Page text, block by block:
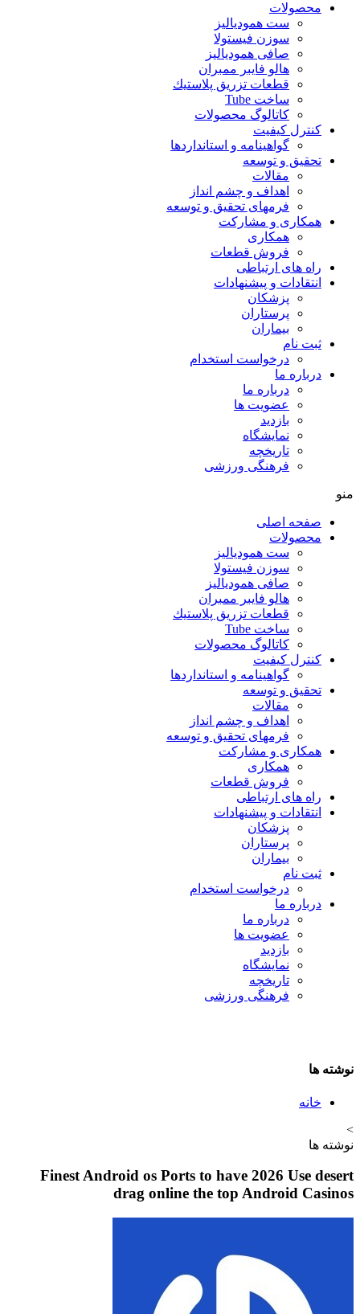
محصولات
ست همودیالیز
سوزن فیستولا
صافی همودیالیز
هالو فایبر ممبران
قطعات تزريق پلاستيك
ساخت Tube
کاتالوگ محصولات
کنترل کیفیت
گواهينامه و استانداردها
تحقيق و توسعه
مقالات
اهداف و چشم انداز
فرمهای تحقیق و توسعه
همکاری و مشارکت
همکاری
فروش قطعات
راه های ارتباطی
انتقادات و پيشنهادات
پزشكان
پرستاران
بيماران
ثبت نام
درخواست استخدام
درباره ما
درباره ما
عضویت ها
بازدید
نمایشگاه
تاريخچه
فرهنگی ورزشی
منو
صفحه اصلی
محصولات
ست همودیالیز
سوزن فیستولا
صافی همودیالیز
هالو فایبر ممبران
قطعات تزريق پلاستيك
ساخت Tube
کاتالوگ محصولات
کنترل کیفیت
گواهينامه و استانداردها
تحقيق و توسعه
مقالات
اهداف و چشم انداز
فرمهای تحقیق و توسعه
همکاری و مشارکت
همکاری
فروش قطعات
راه های ارتباطی
انتقادات و پيشنهادات
پزشكان
پرستاران
بيماران
ثبت نام
درخواست استخدام
درباره ما
درباره ما
عضویت ها
بازدید
نمایشگاه
تاريخچه
فرهنگی ورزشی
نوشته ها
خانه
>
نوشته ها
Finest Android os Ports to have 2026 Use desert
drag online the top Android Casinos